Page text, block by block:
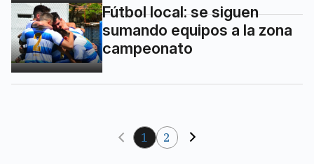
Fútbol local: se siguen
sumando equipos a la zona
campeonato
1 2